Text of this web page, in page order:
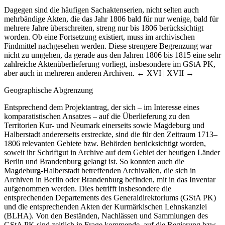
Dagegen sind die häufigen Sachaktenserien, nicht selten auch
mehrbändige Akten, die das Jahr 1806 bald für nur wenige, bald für
mehrere Jahre überschreiten, streng nur bis 1806 berücksichtigt
worden. Ob eine Fortsetzung existiert, muss im archivischen
Findmittel nachgesehen werden. Diese strengere Begrenzung war
nicht zu umgehen, da gerade aus den Jahren 1806 bis 1815 eine sehr
zahlreiche Aktenüberlieferung vorliegt, insbesondere im GStA PK,
aber auch in mehreren anderen Archiven. ← XVI | XVII →
Geographische Abgrenzung
Entsprechend dem Projektantrag, der sich – im Interesse eines
komparatistischen Ansatzes – auf die Überlieferung zu den
Territorien Kur- und Neumark einerseits sowie Magdeburg und
Halberstadt andererseits erstreckte, sind die für den Zeitraum 1713–
1806 relevanten Gebiete bzw. Behörden berücksichtigt worden,
soweit ihr Schriftgut in Archive auf dem Gebiet der heutigen Länder
Berlin und Brandenburg gelangt ist. So konnten auch die
Magdeburg-Halberstadt betreffenden Archivalien, die sich in
Archiven in Berlin oder Brandenburg befinden, mit in das Inventar
aufgenommen werden. Dies betrifft insbesondere die
entsprechenden Departements des Generaldirektoriums (GStA PK)
und die entsprechenden Akten der Kurmärkischen Lehnskanzlei
(BLHA). Von den Beständen, Nachlässen und Sammlungen des